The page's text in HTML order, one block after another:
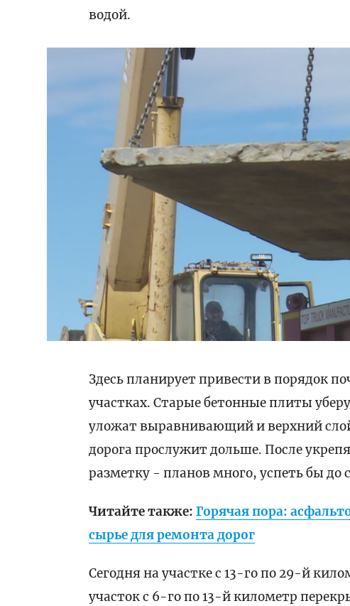
водой.
Здесь планирует привести в порядок
участках. Старые бетонные плиты
уложат выравнивающий и верхний
дорога прослужит дольше. После
разметку - планов много, успеть бы до
Читайте также:Горячая пора:
сырье для ремонта дорог
Сегодня на участке с 13-го по 29-й
участок с 6-го по 13-й километр